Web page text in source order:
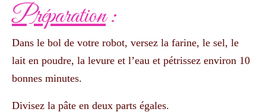
Préparation:
Dans le bol de votre robot, versez la farine, le sel, le
lait en poudre, la levure et l’eau et pétrissez environ 10
bonnes minutes.
Divisez la pâte en deux parts égales.